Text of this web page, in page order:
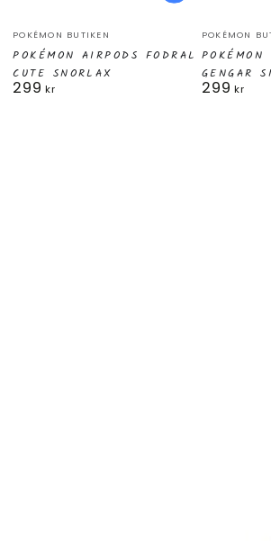
Säljare:
POKÉMON BUTIKEN
POKÉMON AIRPODS FODRAL
CUTE SNORLAX
Ordinarie
299 kr
Säljare:
POKÉMON
GENGAR
Ordinarie
299 kr